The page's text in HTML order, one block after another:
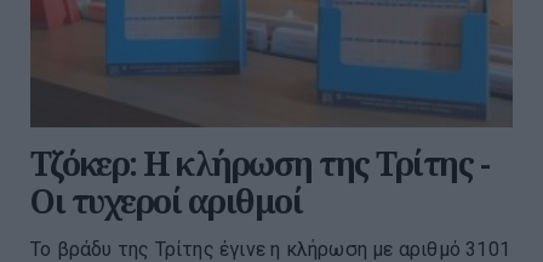
Τζόκερ: Η κλήρωση της Τρίτης -
Οι τυχεροί αριθμοί
Το βράδυ της Τρίτης έγινε η κλήρωση με αριθμό 3101